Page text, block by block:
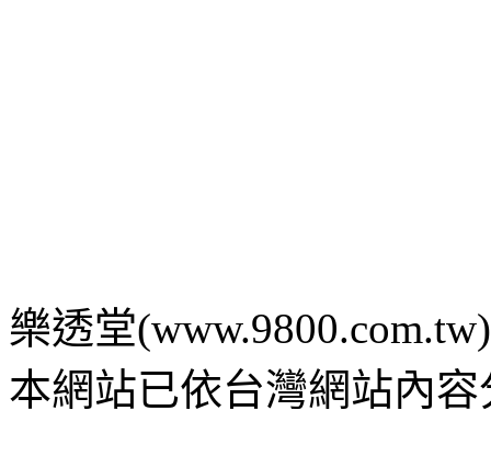
樂透堂
本網站已依台灣網站內